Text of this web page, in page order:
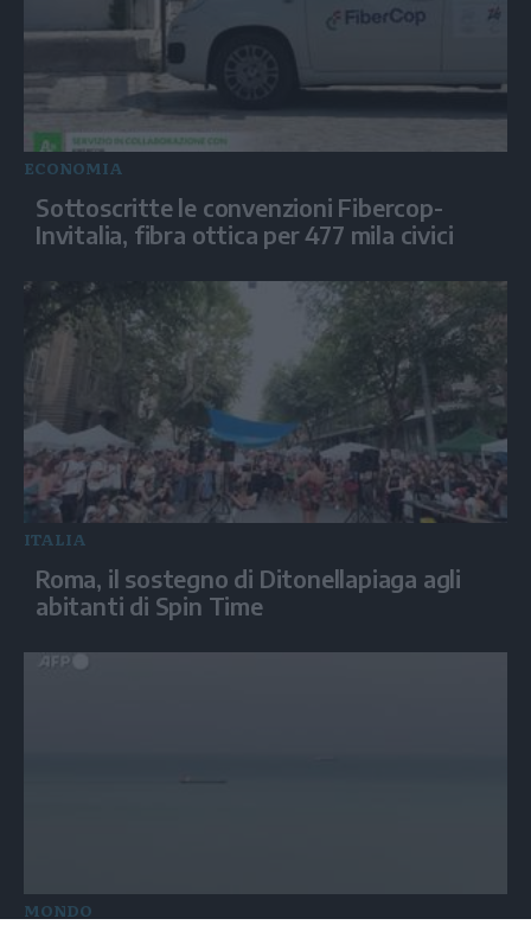
ECONOMIA
Sottoscritte le convenzioni Fibercop-
Invitalia, fibra ottica per 477 mila civici
ITALIA
Roma, il sostegno di Ditonellapiaga agli
abitanti di Spin Time
MONDO